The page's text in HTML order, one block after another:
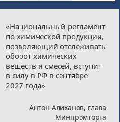
«Национальный регламент
по химической продукции,
позволяющий отслеживать
оборот химических
веществ и смесей, вступит
в силу в РФ в сентябре
2027 года»
Антон Алиханов, глава
Минпромторга